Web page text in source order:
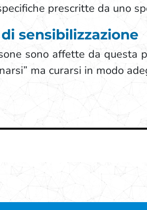
prescritte da uno
sensibilizzazione
sono affette da questa
ma curarsi in modo